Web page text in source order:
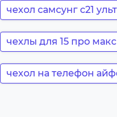
чехол самсунг с21
чехлы для 15 про макс
чехол на телефон